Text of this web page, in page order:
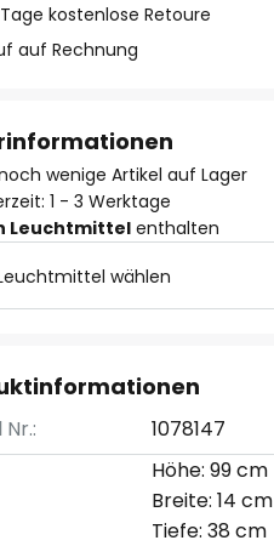
kostenlose Retoure
auf Rechnung
wenige Artikel auf Lager
1 - 3 Werktage
Leuchtmittel enthalten
Leuchtmittel wählen
1078147
Höhe: 99 cm
Breite: 14 cm
Tiefe: 38 cm